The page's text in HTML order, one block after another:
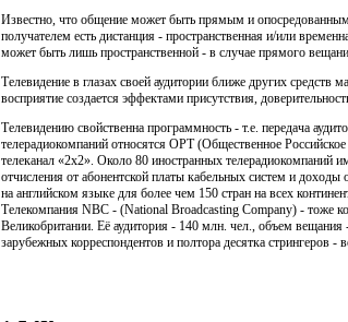
Известно, что общение может быть прямым и
получателем есть дистанция - пространственная и/или
может быть лишь пространственной - в случае прямого
Телевидение в глазах своей аудитории ближе других
восприятие создается эффектами присутствия,
Телевидению свойственна программность - т.е. передача
телерадиокомпаний относятся ОРТ (Общественное
телеканал «2x2». Около 80 иностранных
отчисления от абонентской платы кабельных систем и
на английском языке для более чем 150 стран на всех
Телекомпания NBC - (National Broadcasting Company) - тоже
Великобритании. Её аудитория - 140 млн. чел., объем
зарубежных корреспондентов и полтора десятка